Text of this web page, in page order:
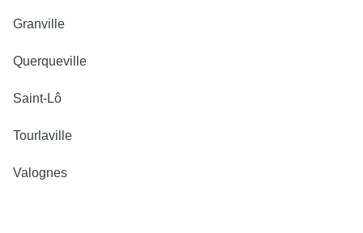
Granville
Querqueville
Saint-Lô
Tourlaville
Valognes